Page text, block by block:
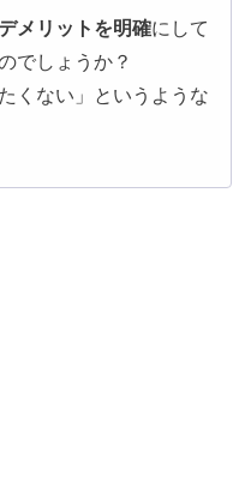
メリットを明確にして
でしょうか？
くない」というような